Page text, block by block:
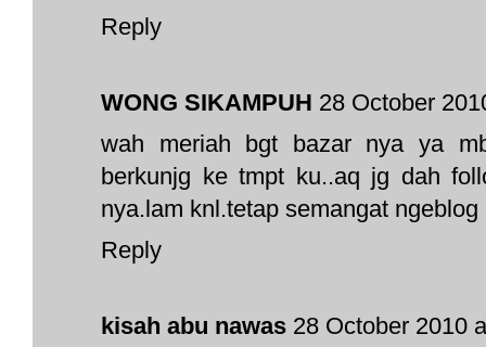
Reply
WONG SIKAMPUH 28 October
wah meriah bgt bazar nya ya
berkunjg ke tmpt ku..aq jg dah
nya.lam knl.tetap semangat ngeblog
Reply
kisah abu nawas 28 October 2010